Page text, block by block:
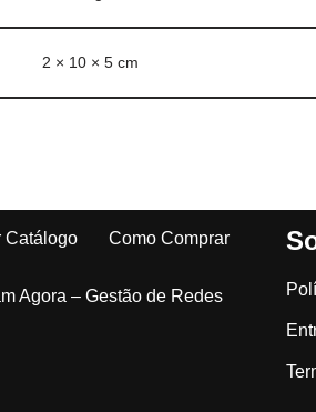
2 × 10 × 5 cm
Catálogo
Como Comprar
Agora – Gestão de Redes